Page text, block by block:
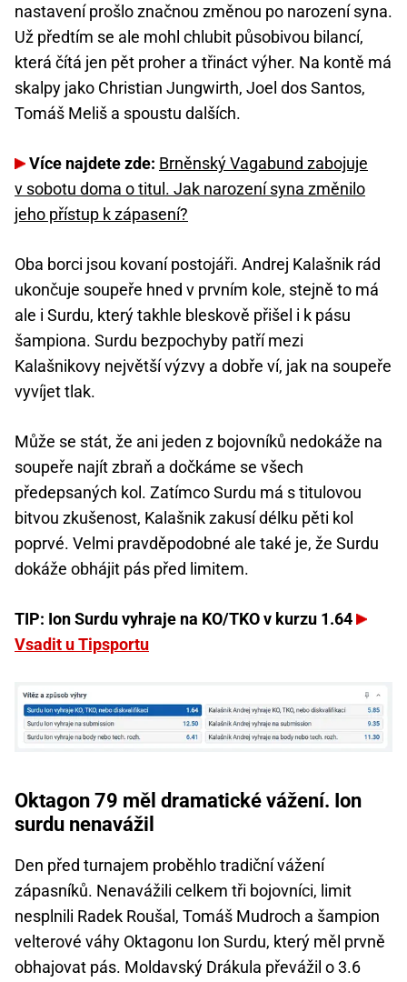
nastavení prošlo značnou změnou po narození syna.
Už předtím se ale mohl chlubit působivou bilancí,
která čítá jen pět proher a třináct výher. Na kontě má
skalpy jako Christian Jungwirth, Joel dos Santos,
Tomáš Meliš a spoustu dalších.
Více najdete zde: Brněnský Vagabund zabojuje
v sobotu doma o titul. Jak narození syna změnilo
jeho přístup k zápasení?
Oba borci jsou kovaní postojáři. Andrej Kalašnik rád
ukončuje soupeře hned v prvním kole, stejně to má
ale i Surdu, který takhle bleskově přišel i k pásu
šampiona. Surdu bezpochyby patří mezi
Kalašnikovy největší výzvy a dobře ví, jak na soupeře
vyvíjet tlak.
Může se stát, že ani jeden z bojovníků nedokáže na
soupeře najít zbraň a dočkáme se všech
předepsaných kol. Zatímco Surdu má s titulovou
bitvou zkušenost, Kalašnik zakusí délku pěti kol
poprvé. Velmi pravděpodobné ale také je, že Surdu
dokáže obhájit pás před limitem.
TIP: Ion Surdu vyhraje na KO/TKO v kurzu 1.64
Vsadit u Tipsportu
Oktagon 79 měl dramatické vážení. Ion
surdu nenavážil
Den před turnajem proběhlo tradiční vážení
zápasníků. Nenavážili celkem tři bojovníci, limit
nesplnili Radek Roušal, Tomáš Mudroch a šampion
velterové váhy Oktagonu Ion Surdu, který měl prvně
obhajovat pás. Moldavský Drákula převážil o 3.6